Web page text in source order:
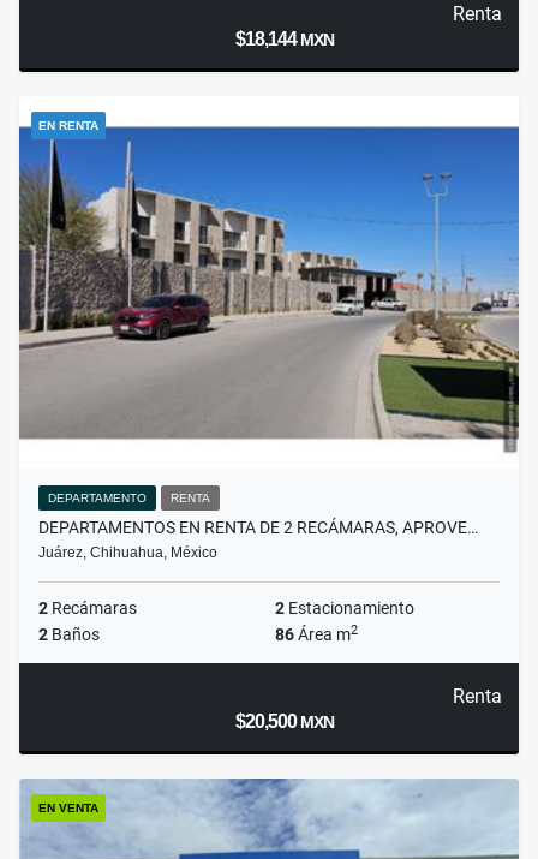
Renta
$18,144MXN
EN RENTA
DEPARTAMENTO RENTA
DEPARTAMENTOS EN RENTA DE 2 RECÁMARAS, APROVE…
Juárez, Chihuahua, México
2 Recámaras 2 Estacionamiento
2 Baños 86Área m2
Renta
$20,500MXN
EN VENTA